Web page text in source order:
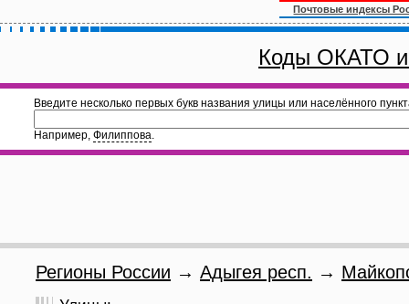
Почтовые индексы
Коды ОКАТО
Введите несколько первых букв названия улицы или населённого
Например, Филиппова.
Регионы России → Адыгея респ. →